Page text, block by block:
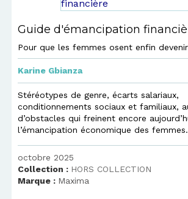
Guide d'émancipation
Pour que les femmes osent enfin
Karine Gbianza
Stéréotypes de genre, écarts salariaux,
conditionnements sociaux et familiaux,
d’obstacles qui freinent encore
l’émancipation économique des
octobre 2025
Collection : HORS COLLECTION
Marque : Maxima